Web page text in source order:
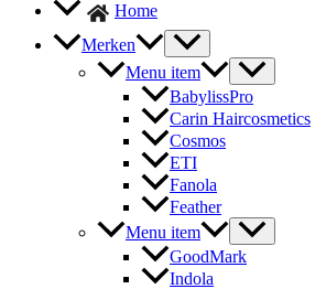
Home
Merken
Menu item
BabylissPro
Carin Haircosmetics
Cosmos
ETI
Fanola
Feather
Menu item
GoodMark
Indola